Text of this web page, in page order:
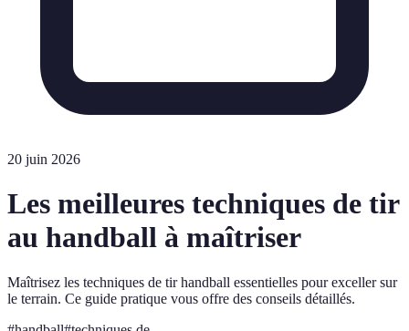
20 juin 2026
Les meilleures techniques de tir
au handball à maîtriser
Maîtrisez les techniques de tir handball essentielles pour exceller sur
le terrain. Ce guide pratique vous offre des conseils détaillés.